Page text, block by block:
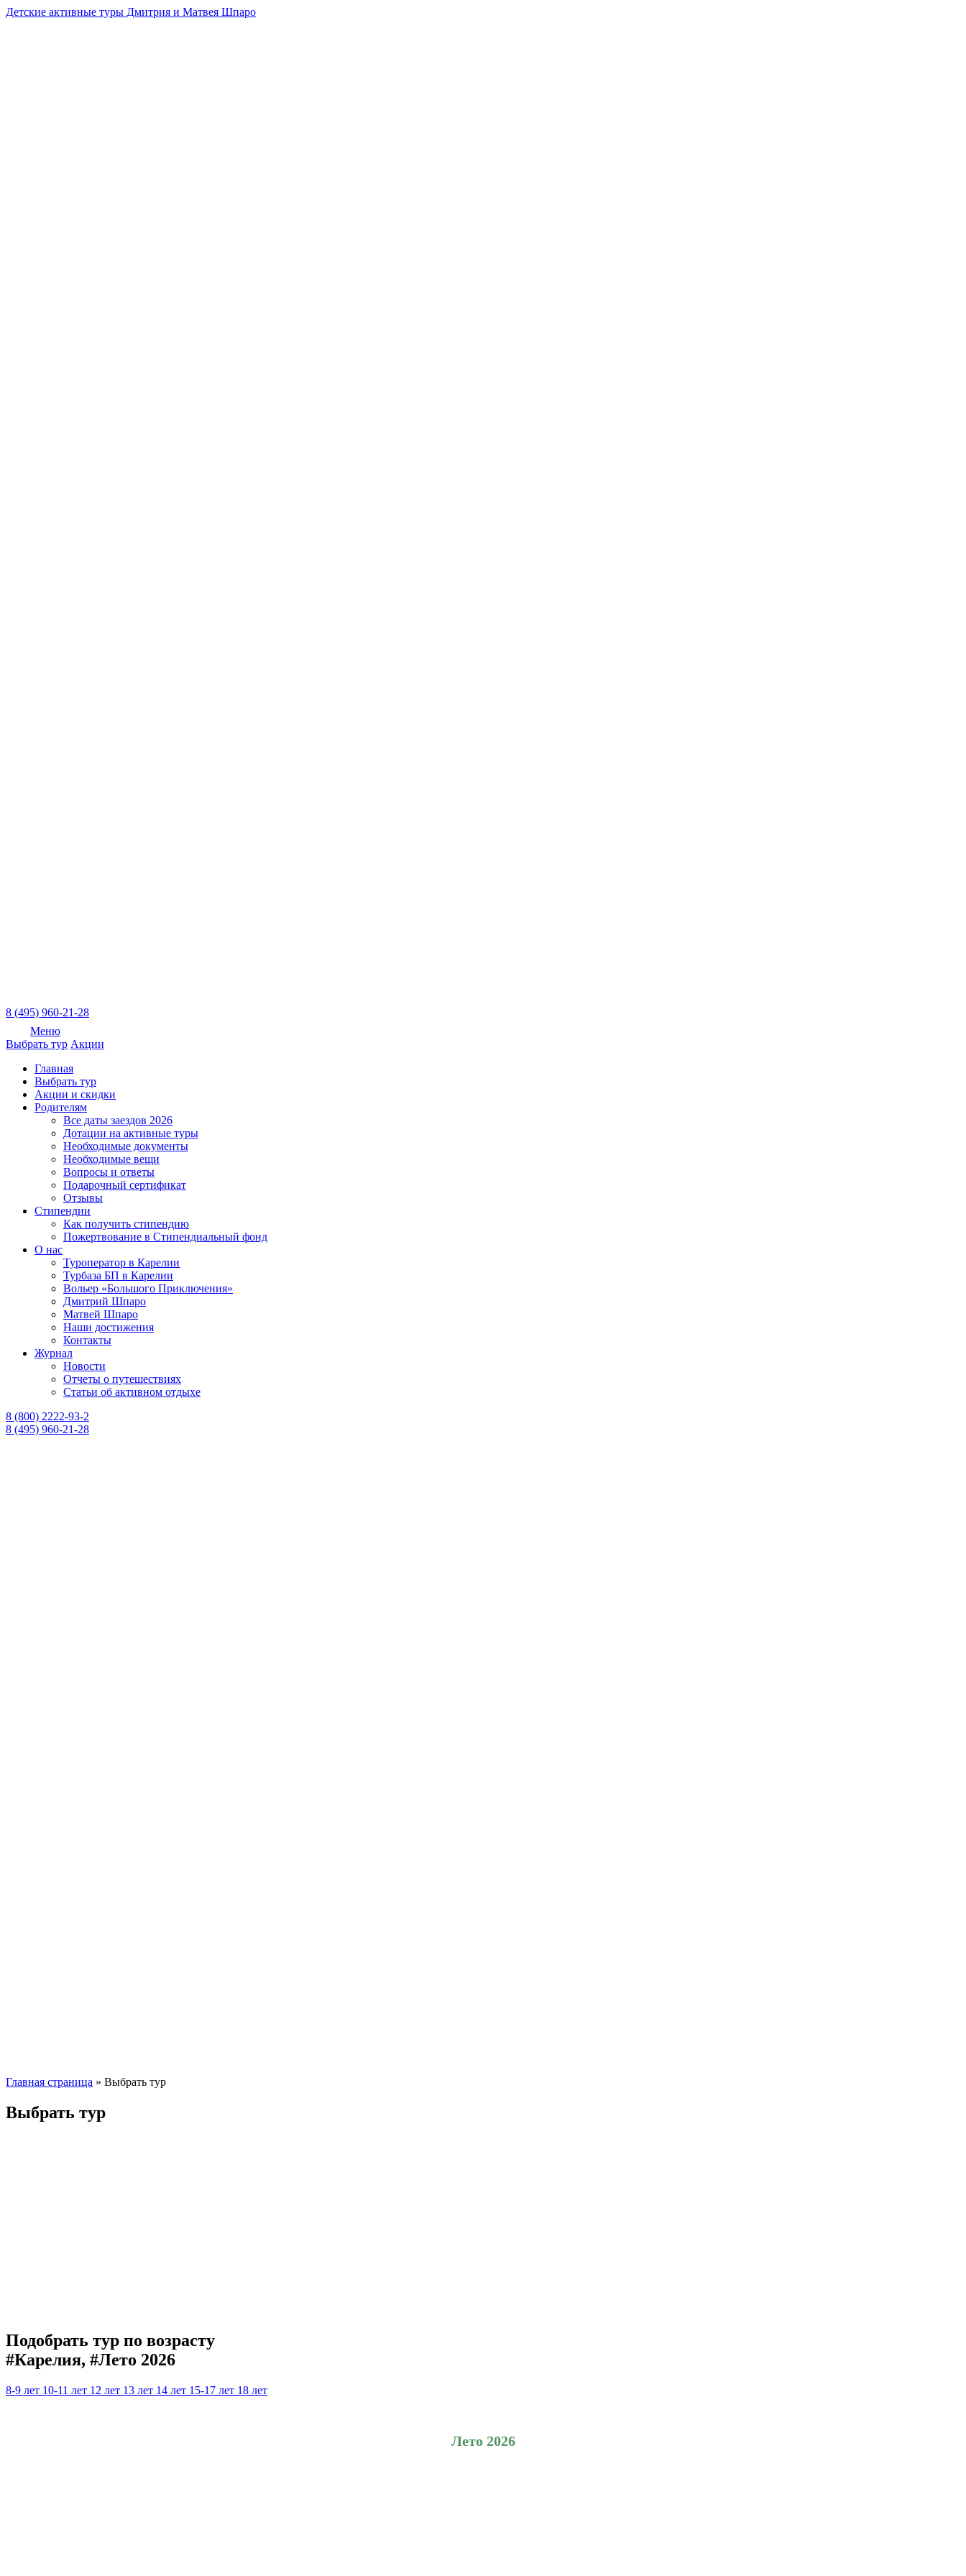
Детские активные туры Дмитрия и Матвея Шпаро
8 (495) 960-21-28
Меню
Выбрать тур Акции
Главная
Выбрать тур
Акции и скидки
Родителям
Все даты заездов 2026
Дотации на активные туры
Необходимые документы
Необходимые вещи
Вопросы и ответы
Подарочный сертификат
Отзывы
Стипендии
Как получить стипендию
Пожертвование в Стипендиальный фонд
О нас
Туроператор в Карелии
Турбаза БП в Карелии
Вольер «Большого Приключения»
Дмитрий Шпаро
Матвей Шпаро
Наши достижения
Контакты
Журнал
Новости
Отчеты о путешествиях
Статьи об активном отдыхе
8 (800) 2222-93-2
8 (495) 960-21-28
Главная страница » Выбрать тур
Выбрать тур
Подобрать тур по возрасту
#Карелия, #Лето 2026
8-9 лет 10-11 лет 12 лет 13 лет 14 лет 15-17 лет 18 лет
Лето 2026